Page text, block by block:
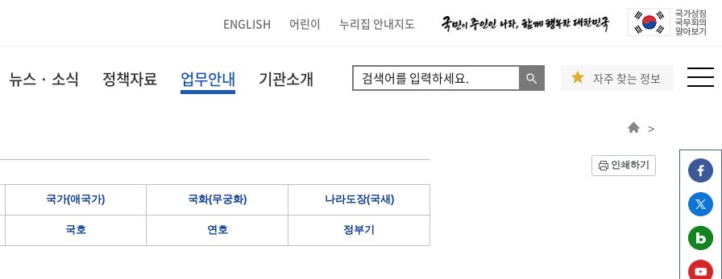
ENGLISH 어린이 누리집 안내지도
뉴스 · 소식 정책자료 업무안내 기관소개 자주 찾는 정보
>
인쇄하기
국가(애국가) 국화(무궁화) 나라도장(국새)
국호 연호 정부기